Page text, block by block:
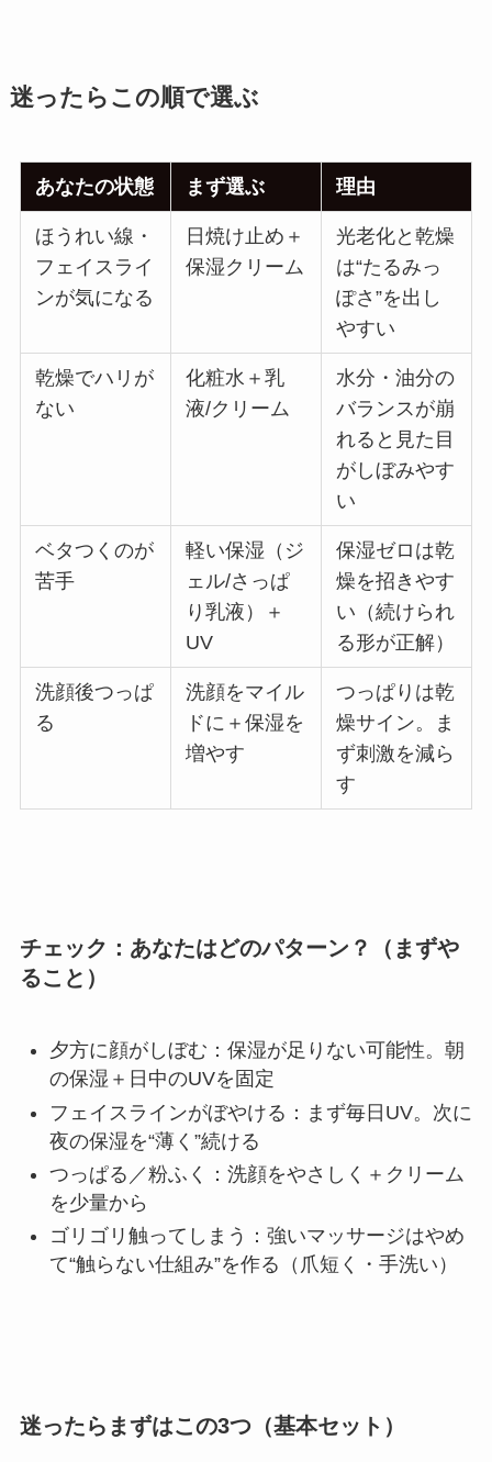
迷ったらこの順で選ぶ
あなたの状態 まず選ぶ 理由
ほうれい線・
フェイスライ
ンが気になる
日焼け止め＋
保湿クリーム
光老化と乾燥
は“たるみっ
ぽさ”を出し
やすい
乾燥でハリが
ない
化粧水＋乳
液/クリーム
水分・油分の
バランスが崩
れると見た目
がしぼみやす
い
ベタつくのが
苦手
軽い保湿（ジ
ェル/さっぱ
り乳液）＋
UV
保湿ゼロは乾
燥を招きやす
い（続けられ
る形が正解）
洗顔後つっぱ
る
洗顔をマイル
ドに＋保湿を
増やす
つっぱりは乾
燥サイン。ま
ず刺激を減ら
す
チェック：あなたはどのパターン？（まずや
ること）
夕方に顔がしぼむ：保湿が足りない可能性。朝
の保湿＋日中のUVを固定
フェイスラインがぼやける：まず毎日UV。次に
夜の保湿を“薄く”続ける
つっぱる／粉ふく：洗顔をやさしく＋クリーム
を少量から
ゴリゴリ触ってしまう：強いマッサージはやめ
て“触らない仕組み”を作る（爪短く・手洗い）
迷ったらまずはこの3つ（基本セット）